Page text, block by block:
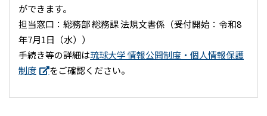
ができます。
担当窓口：総務部 総務課 法規文書係（受付開始：令和8
年7月1日（水））
手続き等の詳細は琉球大学 情報公開制度・個人情報保護
制度
をご確認ください。